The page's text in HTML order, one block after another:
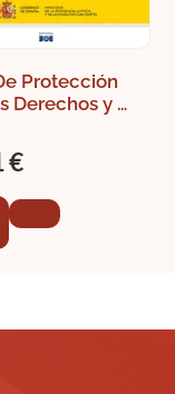
Protección
Derechos y el
€